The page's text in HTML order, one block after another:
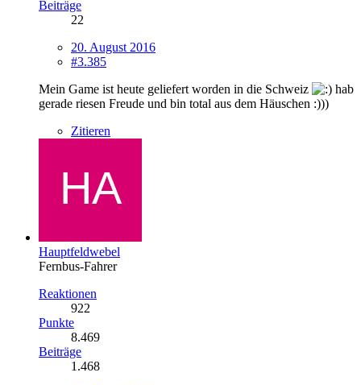
Beiträge
22
20. August 2016
#3.385
Mein Game ist heute geliefert worden in die Schweiz
hab
gerade riesen Freude und bin total aus dem Häuschen :)))
Zitieren
Hauptfeldwebel
Fernbus-Fahrer
Reaktionen
922
Punkte
8.469
Beiträge
1.468